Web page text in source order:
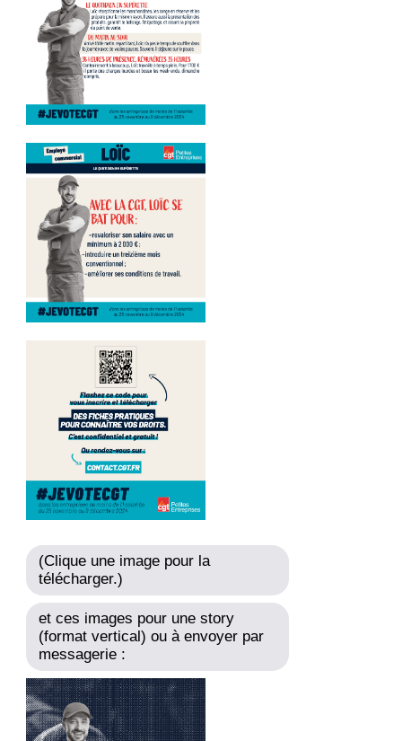
(Clique une image pour la
télécharger.)
et ces images pour une story
(format vertical) ou à envoyer par
messagerie :